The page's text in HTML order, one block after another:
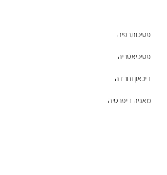
פסיכותרפיה
פסיכיאטריה
דיכאון וחרדה
מאניה דיפרסיה